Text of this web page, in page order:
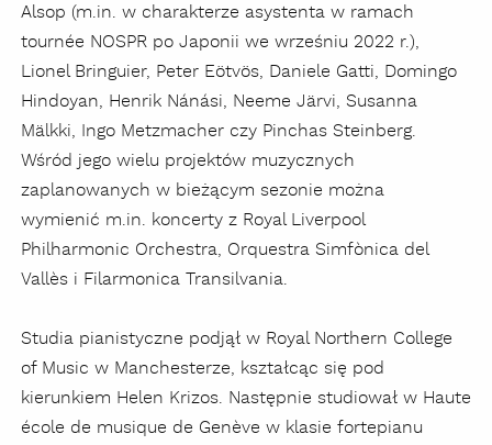
Alsop (m.in. w charakterze asystenta w ramach
tournée NOSPR po Japonii we wrześniu 2022 r.),
Lionel Bringuier, Peter Eötvös, Daniele Gatti, Domingo
Hindoyan, Henrik Nánási, Neeme Järvi, Susanna
Mälkki, Ingo Metzmacher czy Pinchas Steinberg.
Wśród jego wielu projektów muzycznych
zaplanowanych w bieżącym sezonie można
wymienić m.in. koncerty z Royal Liverpool
Philharmonic Orchestra, Orquestra Simfònica del
Vallès i Filarmonica Transilvania.
Studia pianistyczne podjął w Royal Northern College
of Music w Manchesterze, kształcąc się pod
kierunkiem Helen Krizos. Następnie studiował w Haute
école de musique de Genève w klasie fortepianu